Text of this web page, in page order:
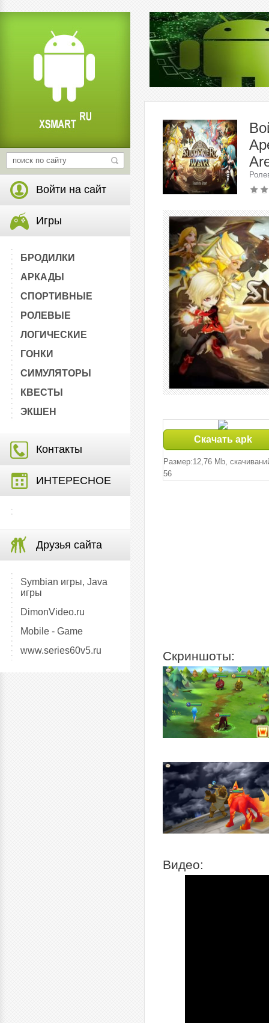
Войти на сайт
Игры
БРОДИЛКИ
АРКАДЫ
СПОРТИВНЫЕ
РОЛЕВЫЕ
ЛОГИЧЕСКИЕ
ГОНКИ
СИМУЛЯТОРЫ
КВЕСТЫ
ЭКШЕН
Контакты
ИНТЕРЕСНОЕ
Друзья сайта
Symbian игры, Java
игры
DimonVideo.ru
Mobile - Game
www.series60v5.ru
Скачать apk
Размер:12,76 Mb,
56
Скриншоты:
Видео: